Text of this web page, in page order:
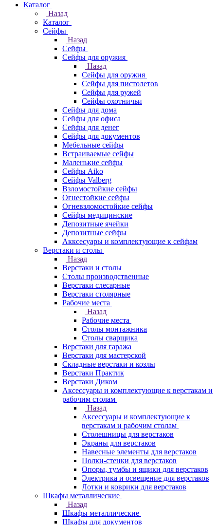
Каталог
Назад
Каталог
Cейфы
Назад
Cейфы
Cейфы для оружия
Назад
Cейфы для оружия
Сейфы для пистолетов
Сейфы для ружей
Сейфы охотничьи
Cейфы для дома
Cейфы для офиса
Сейфы для денег
Сейфы для документов
Мебельные сейфы
Встраиваемые сейфы
Маленькие сейфы
Сейфы Aiko
Сейфы Valberg
Взломостойкие сейфы
Огнестойкие сейфы
Огневзломостойкие сейфы
Сейфы медицинские
Депозитные ячейки
Депозитные сейфы
Акксесуары и комплектующие к сейфам
Верстаки и столы
Назад
Верстаки и столы
Столы производственные
Верстаки слесарные
Верстаки столярные
Рабочие места
Назад
Рабочие места
Столы монтажника
Столы сварщика
Верстаки для гаража
Верстаки для мастерской
Складные верстаки и козлы
Верстаки Практик
Верстаки Диком
Аксессуары и комплектующие к верстакам и
рабочим столам
Назад
Аксессуары и комплектующие к
верстакам и рабочим столам
Столешницы для верстаков
Экраны для верстаков
Навесные элементы для верстаков
Полки-стенки для верстаков
Опоры, тумбы и ящики для верстаков
Электрика и освещение для верстаков
Лотки и коврики для верстаков
Шкафы металлические
Назад
Шкафы металлические
Шкафы для документов